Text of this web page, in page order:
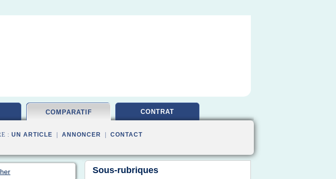
COMPARATIF CONTRAT
: UN ARTICLE ANNONCER CONTACT
Sous-rubriques